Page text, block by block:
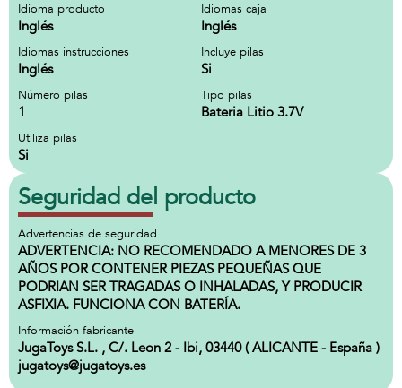
Idioma producto
Inglés
Idiomas caja
Inglés
Idiomas instrucciones
Inglés
Incluye pilas
Si
Número pilas
1
Tipo pilas
Bateria Litio 3.7V
Utiliza pilas
Si
Seguridad del producto
Advertencias de seguridad
ADVERTENCIA: NO RECOMENDADO A MENORES DE 3
AÑOS POR CONTENER PIEZAS PEQUEÑAS QUE
PODRIAN SER TRAGADAS O INHALADAS, Y PRODUCIR
ASFIXIA. FUNCIONA CON BATERÍA.
Información fabricante
JugaToys S.L. , C/. Leon 2 - Ibi, 03440 ( ALICANTE - España )
jugatoys@jugatoys.es